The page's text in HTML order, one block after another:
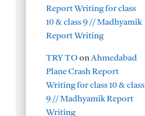
Report Writing for class
10 & class 9 // Madhyamik
Report Writing
TRY TO onAhmedabad
Plane Crash Report
Writing for class 10 & class
9 // Madhyamik Report
Writing